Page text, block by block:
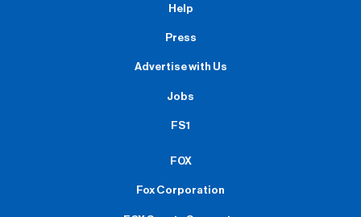
Help
Press
Advertise with Us
Jobs
FS1
FOX
Fox Corporation